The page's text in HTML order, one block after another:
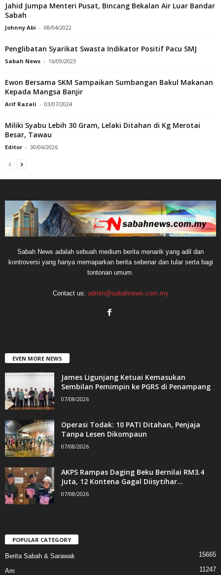
Jahid Jumpa Menteri Pusat, Bincang Bekalan Air Luar Bandar
Sabah
Johnny Abi - 08/04/2022
Penglibatan Syarikat Swasta Indikator Positif Pacu SMJ
Sabah News - 16/09/2023
Ewon Bersama SKM Sampaikan Sumbangan Bakul Makanan
Kepada Mangsa Banjir
Arif Razali - 03/07/2024
Miliki Syabu Lebih 30 Gram, Lelaki Ditahan di Kg Merotai
Besar, Tawau
Editor - 30/06/2026
Sabah News adalah sebuah medium berita menarik yang adil dan
kontroversi yang hanya memaparkan berita sebenar dan tular serta bagi
tontonan umum.
Contact us: admin@sabahnews.com.my
EVEN MORE NEWS
James Ligunjang Ketuai Kemasukan
Sembilan Pemimpin ke PGRS di Penampang
07/08/2026
Operasi Todak: 10 PATI Ditahan, Penjaja
Tanpa Lesen Dikompaun
07/08/2026
AKPS Rampas Daging Beku Bernilai RM3.4
Juta, 12 Kontena Gagal Diisytihar...
07/08/2026
POPULAR CATEGORY
Berita Sabah & Sarawak 15665
Am 11247